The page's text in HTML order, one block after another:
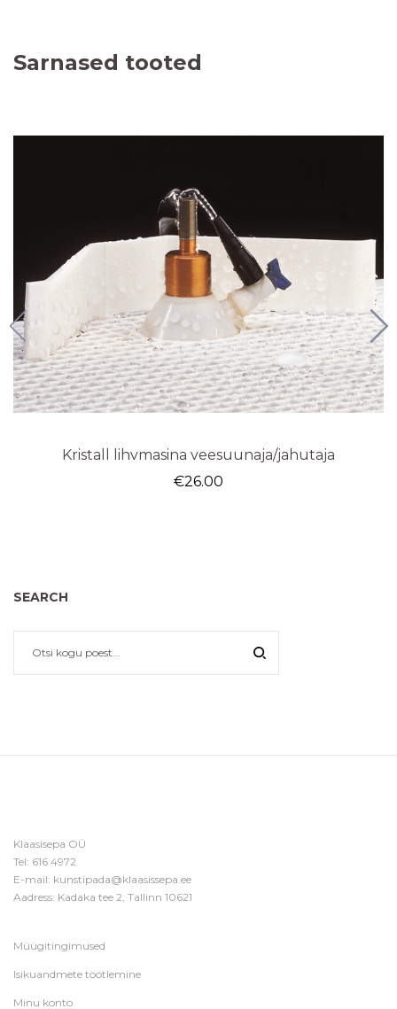
Sarnased tooted
Kristall lihvmasina veesuunaja/jahutaja
€26.00
SEARCH
Klaasisepa OÜ
Tel: 616 4972
E-mail: kunstipada@klaasissepa.ee
Aadress: Kadaka tee 2, Tallinn 10621
Müügitingimused
Isikuandmete töötlemine
Minu konto